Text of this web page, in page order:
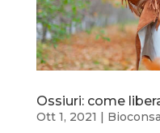
Ossiuri: come
Ott 1, 2021 |